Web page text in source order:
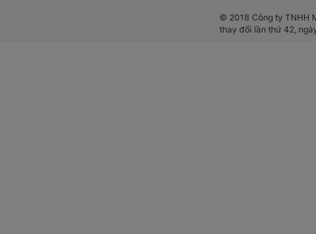
© 2018 Công ty TNHH
thay đổi lần thứ 42,